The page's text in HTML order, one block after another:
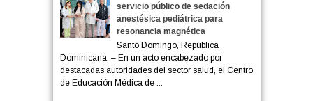
servicio público de sedación
anestésica pediátrica para
resonancia magnética
Santo Domingo, República
Dominicana. – En un acto encabezado por
destacadas autoridades del sector salud, el Centro
de Educación Médica de ...